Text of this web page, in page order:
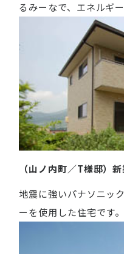
るみーなで、エネルギ
（山ノ内町／T様邸）
地震に強いパナソニッ
ーを使用した住宅です